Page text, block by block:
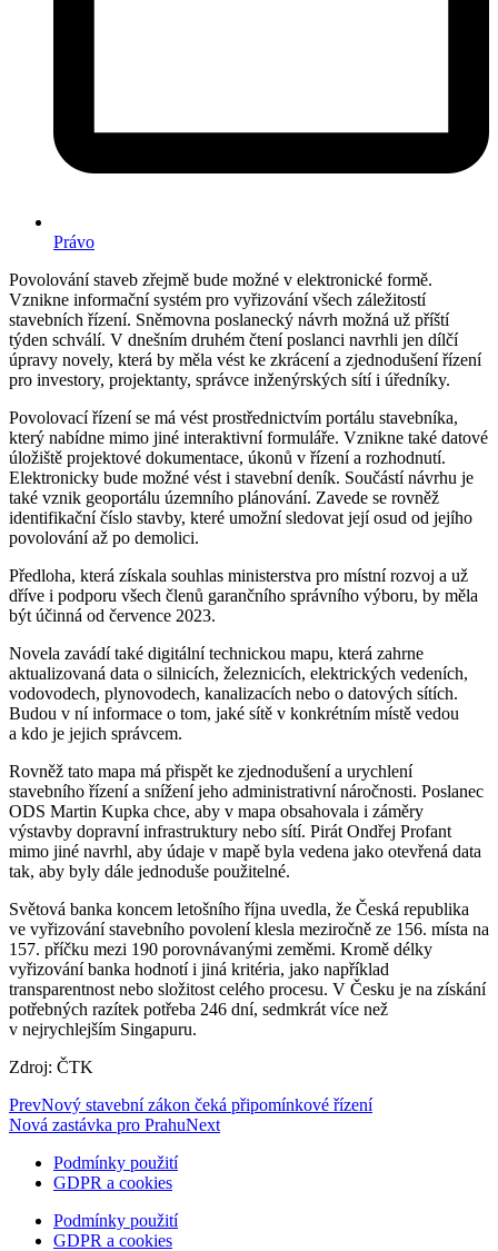
Právo
Povolování staveb zřejmě bude možné v elektronické formě.
Vznikne informační systém pro vyřizování všech záležitostí
stavebních řízení. Sněmovna poslanecký návrh možná už příští
týden schválí. V dnešním druhém čtení poslanci navrhli jen dílčí
úpravy novely, která by měla vést ke zkrácení a zjednodušení řízení
pro investory, projektanty, správce inženýrských sítí i úředníky.
Povolovací řízení se má vést prostřednictvím portálu stavebníka,
který nabídne mimo jiné interaktivní formuláře. Vznikne také datové
úložiště projektové dokumentace, úkonů v řízení a rozhodnutí.
Elektronicky bude možné vést i stavební deník. Součástí návrhu je
také vznik geoportálu územního plánování. Zavede se rovněž
identifikační číslo stavby, které umožní sledovat její osud od jejího
povolování až po demolici.
Předloha, která získala souhlas ministerstva pro místní rozvoj a už
dříve i podporu všech členů garančního správního výboru, by měla
být účinná od července 2023.
Novela zavádí také digitální technickou mapu, která zahrne
aktualizovaná data o silnicích, železnicích, elektrických vedeních,
vodovodech, plynovodech, kanalizacích nebo o datových sítích.
Budou v ní informace o tom, jaké sítě v konkrétním místě vedou
a kdo je jejich správcem.
Rovněž tato mapa má přispět ke zjednodušení a urychlení
stavebního řízení a snížení jeho administrativní náročnosti. Poslanec
ODS Martin Kupka chce, aby v mapa obsahovala i záměry
výstavby dopravní infrastruktury nebo sítí. Pirát Ondřej Profant
mimo jiné navrhl, aby údaje v mapě byla vedena jako otevřená data
tak, aby byly dále jednoduše použitelné.
Světová banka koncem letošního října uvedla, že Česká republika
ve vyřizování stavebního povolení klesla meziročně ze 156. místa na
157. příčku mezi 190 porovnávanými zeměmi. Kromě délky
vyřizování banka hodnotí i jiná kritéria, jako například
transparentnost nebo složitost celého procesu. V Česku je na získání
potřebných razítek potřeba 246 dní, sedmkrát více než
v nejrychlejším Singapuru.
Zdroj: ČTK
PrevNový stavební zákon čeká připomínkové řízení
Nová zastávka pro PrahuNext
Podmínky použití
GDPR a cookies
Podmínky použití
GDPR a cookies